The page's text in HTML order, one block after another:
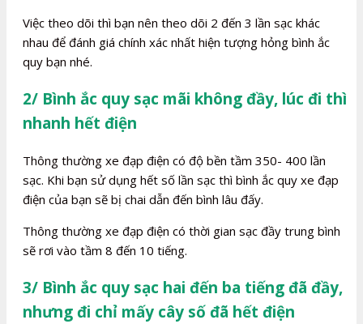
Việc theo dõi thì bạn nên theo dõi 2 đến 3 lần sạc khác
nhau để đánh giá chính xác nhất hiện tượng hỏng bình ắc
quy bạn nhé.
2/ Bình ắc quy sạc mãi không đầy, lúc đi thì
nhanh hết điện
Thông thường xe đạp điện có độ bền tầm 350- 400 lần
sạc. Khi bạn sử dụng hết số lần sạc thì bình ắc quy xe đạp
điện của bạn sẽ bị chai dẫn đến bình lâu đấy.
Thông thường xe đạp điện có thời gian sạc đầy trung bình
sẽ rơi vào tầm 8 đến 10 tiếng.
3/ Bình ắc quy sạc hai đến ba tiếng đã đầy,
nhưng đi chỉ mấy cây số đã hết điện